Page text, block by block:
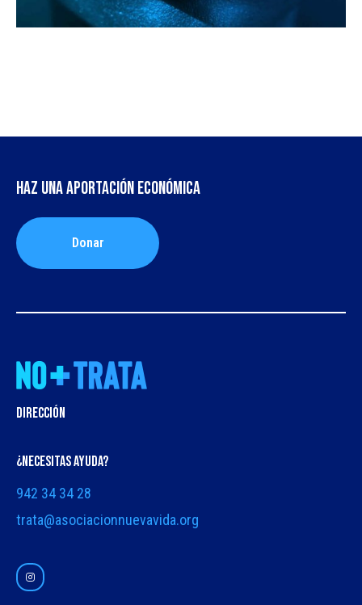
Haz una aportación económica
Donar
DIRECCIÓN
¿NECESITAS AYUDA?
942 34 34 28
trata@asociacionnuevavida.org